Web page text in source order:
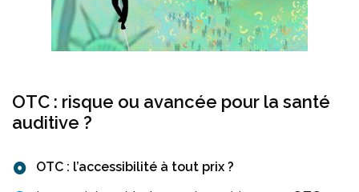
OTC : risque ou avancée pour la santé
auditive ?
OTC : l’accessibilité à tout prix ?